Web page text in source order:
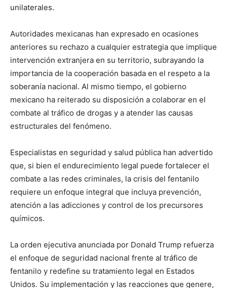
unilaterales.
Autoridades mexicanas han expresado en ocasiones
anteriores su rechazo a cualquier estrategia que implique
intervención extranjera en su territorio, subrayando la
importancia de la cooperación basada en el respeto a la
soberanía nacional. Al mismo tiempo, el gobierno
mexicano ha reiterado su disposición a colaborar en el
combate al tráfico de drogas y a atender las causas
estructurales del fenómeno.
Especialistas en seguridad y salud pública han advertido
que, si bien el endurecimiento legal puede fortalecer el
combate a las redes criminales, la crisis del fentanilo
requiere un enfoque integral que incluya prevención,
atención a las adicciones y control de los precursores
químicos.
La orden ejecutiva anunciada por Donald Trump refuerza
el enfoque de seguridad nacional frente al tráfico de
fentanilo y redefine su tratamiento legal en Estados
Unidos. Su implementación y las reacciones que genere,